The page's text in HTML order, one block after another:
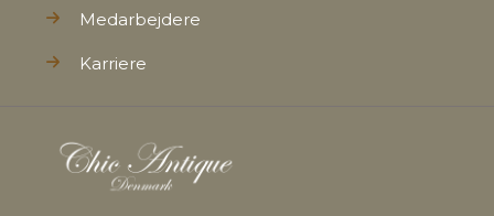
Medarbejdere
Karriere